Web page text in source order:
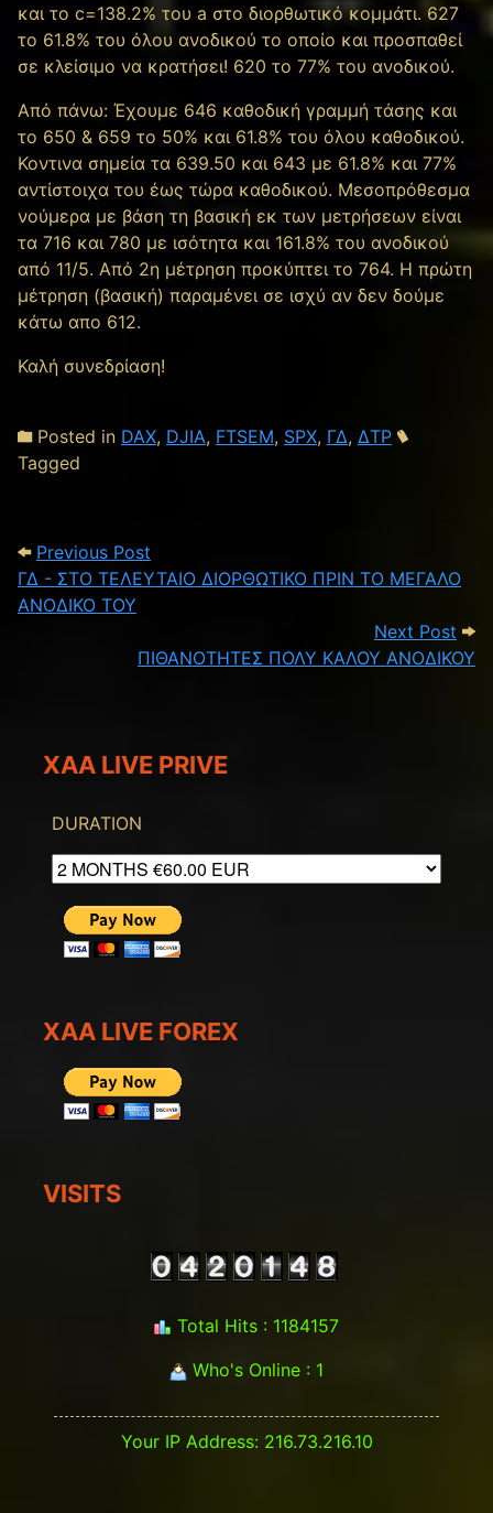
και το c=138.2% του a στο διορθωτικό κομμάτι. 627
το 61.8% του όλου ανοδικού το οποίο και προσπαθεί
σε κλείσιμο να κρατήσει! 620 το 77% του ανοδικού.
Από πάνω: Έχουμε 646 καθοδική γραμμή τάσης και
τo 650 & 659 το 50% και 61.8% του όλου καθοδικού.
Koντινα σημεία τα 639.50 και 643 με 61.8% και 77%
αντίστοιχα του έως τώρα καθοδικού. Μεσοπρόθεσμα
νούμερα με βάση τη βασική εκ των μετρήσεων είναι
τα 716 και 780 με ισότητα και 161.8% του ανοδικού
από 11/5. Από 2η μέτρηση προκύπτει το 764. Η πρώτη
μέτρηση (βασική) παραμένει σε ισχύ αν δεν δούμε
κάτω απο 612.
Καλή συνεδρίαση!
Posted in DAX, DJIA, FTSEM, SPX, ΓΔ, ΔΤΡ
Tagged
Post navigation
Previous Post
ΓΔ - ΣΤΟ ΤΕΛΕΥΤΑΙΟ ΔΙΟΡΘΩΤΙΚΟ ΠΡΙΝ ΤΟ ΜΕΓΑΛΟ
ΑΝΟΔΙΚΟ ΤΟΥ
Next Post
ΠΙΘΑΝΟΤΗΤΕΣ ΠΟΛΥ ΚΑΛΟΥ ΑΝΟΔΙΚΟΥ
XAA LIVE PRIVE
DURATION
XAA LIVE FOREX
VISITS
Total Hits : 1184157
Who's Online : 1
Your IP Address: 216.73.216.10